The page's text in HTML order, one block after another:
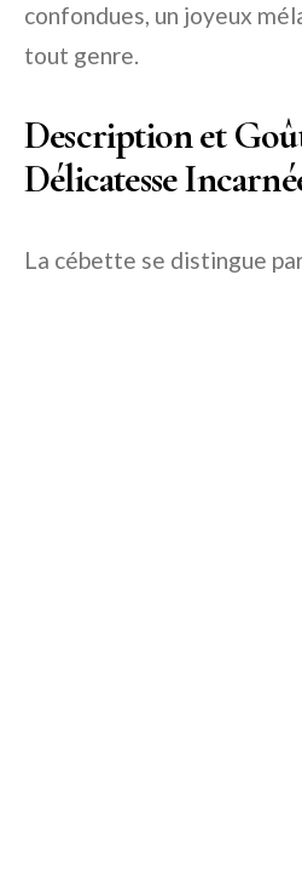
confondues, un joyeux
tout genre.
Description et
Délicatesse
La cébette se distingue